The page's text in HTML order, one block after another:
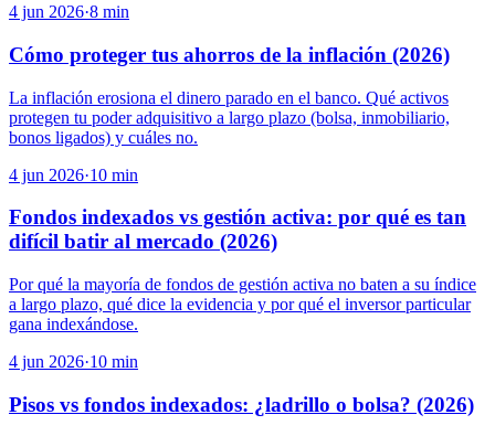
4 jun 2026·8 min
Cómo proteger tus ahorros de la inflación (2026)
La inflación erosiona el dinero parado en el banco. Qué activos
protegen tu poder adquisitivo a largo plazo (bolsa, inmobiliario,
bonos ligados) y cuáles no.
4 jun 2026·10 min
Fondos indexados vs gestión activa: por qué es tan
difícil batir al mercado (2026)
Por qué la mayoría de fondos de gestión activa no baten a su índice
a largo plazo, qué dice la evidencia y por qué el inversor particular
gana indexándose.
4 jun 2026·10 min
Pisos vs fondos indexados: ¿ladrillo o bolsa? (2026)